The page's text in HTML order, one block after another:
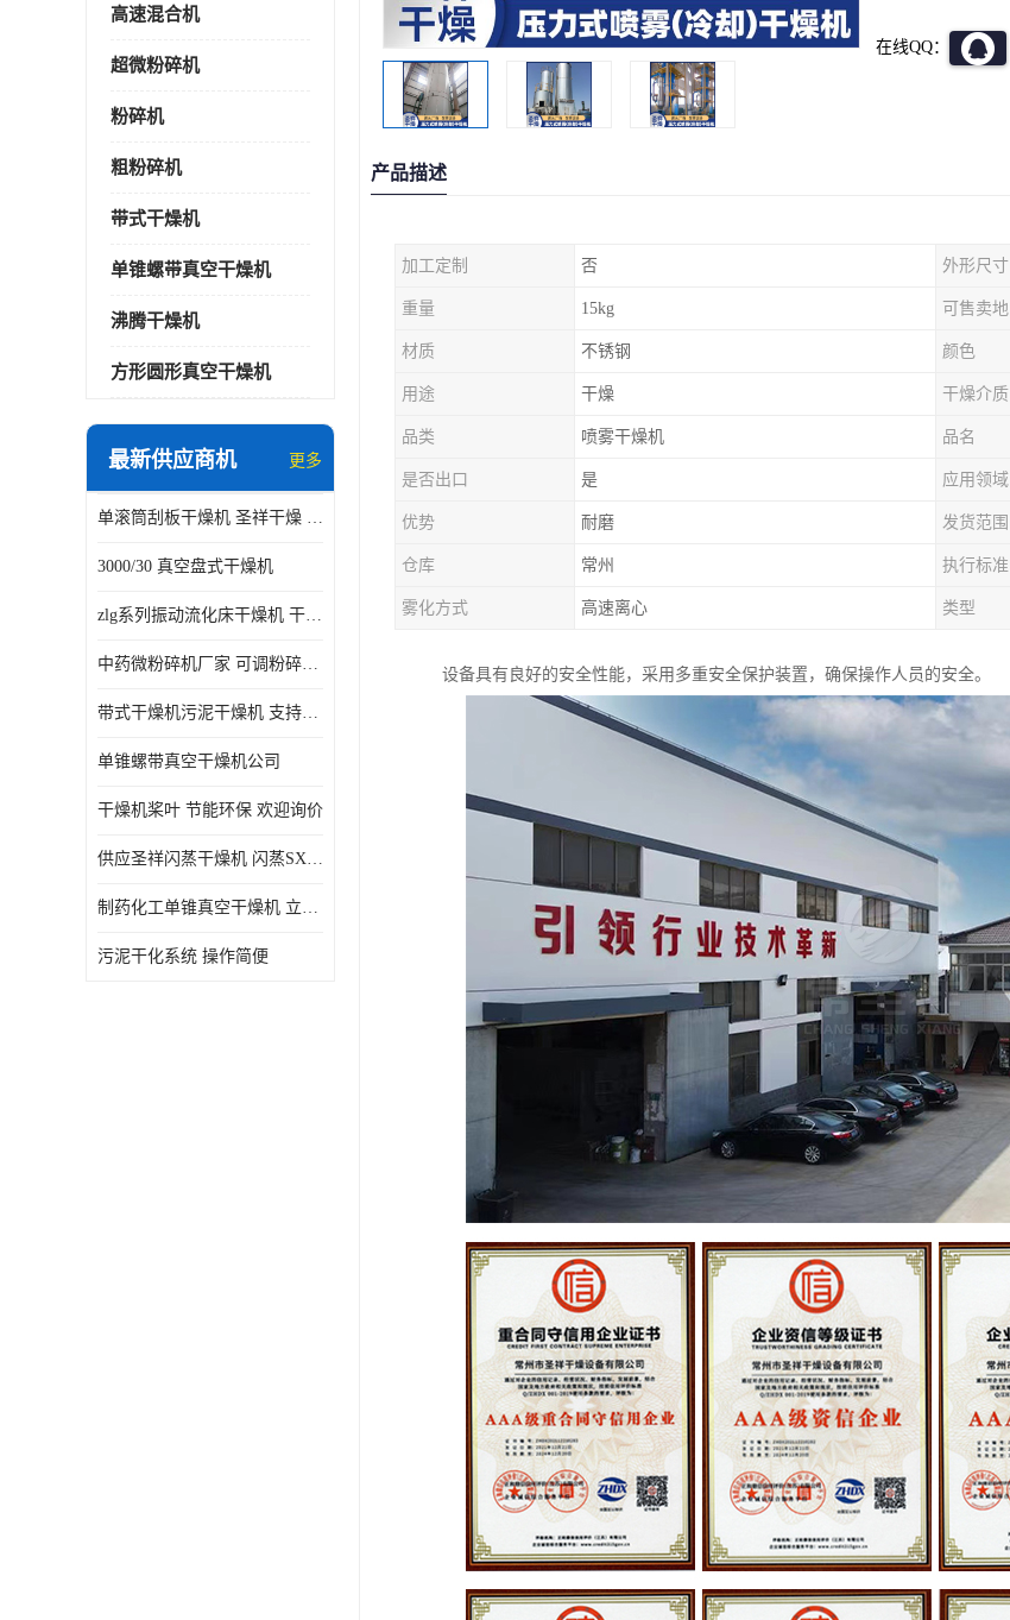
高速混合机
超微粉碎机
粉碎机
粗粉碎机
带式干燥机
单锥螺带真空干燥机
沸腾干燥机
方形圆形真空干燥机
最新供应商机 更多
单滚筒刮板干燥机 圣祥干燥 单辊
3000/30 真空盘式干燥机
zlg系列振动流化床干燥机 干燥速率 粉体干燥
中药微粉碎机厂家 可调粉碎粒度
带式干燥机污泥干燥机 支持定制 价格优惠
单锥螺带真空干燥机公司
干燥机桨叶 节能环保 欢迎询价
供应圣祥闪蒸干燥机 闪蒸SXG-16型干燥机
制药化工单锥真空干燥机 立式锥形螺带搅拌式真空烘干机
污泥干化系统 操作简便
在线QQ：
产品描述
加工定制 否 外形尺寸
重量 15kg 可售卖地
材质 不锈钢 颜色
用途 干燥 干燥介质
品类 喷雾干燥机 品名
是否出口 是 应用领域
优势 耐磨 发货范围
仓库 常州 执行标准
雾化方式 高速离心 类型
设备具有良好的安全性能，采用多重安全保护装置，确保操作人员的安全。